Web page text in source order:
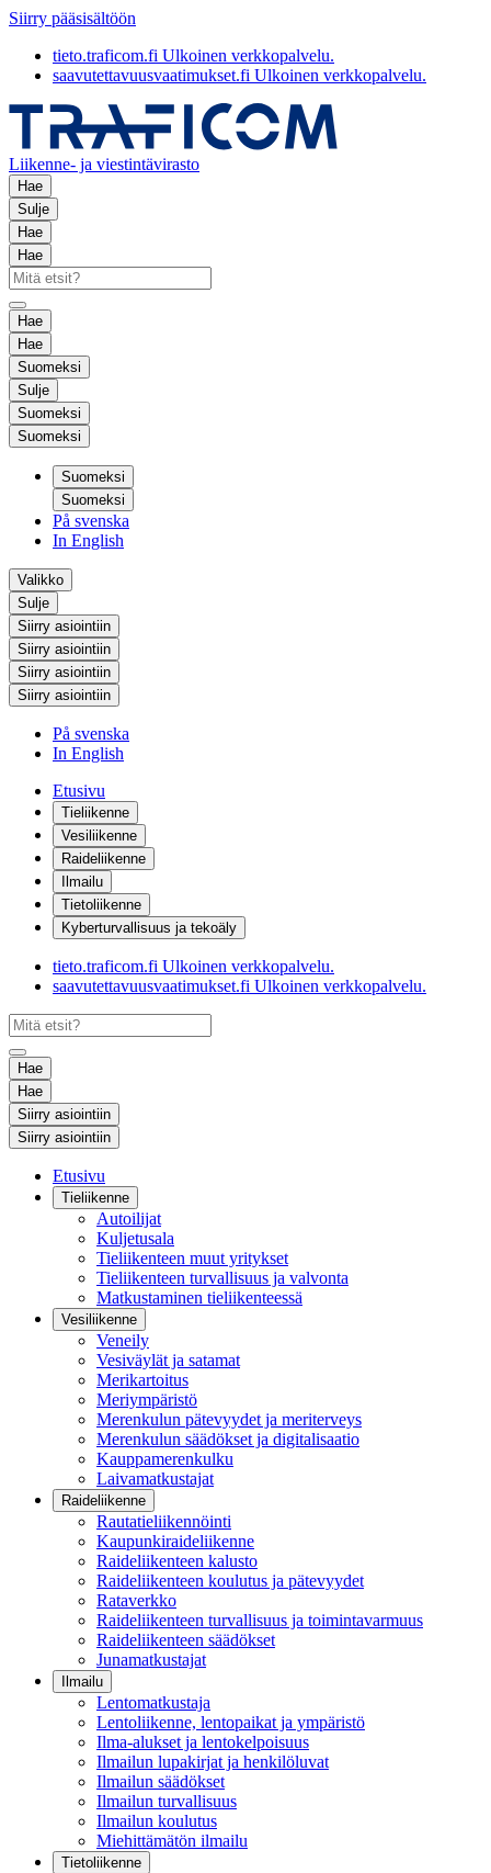
Siirry pääsisältöön
tieto.traficom.fi Ulkoinen verkkopalvelu.
saavutettavuusvaatimukset.fi Ulkoinen verkkopalvelu.
Liikenne- ja viestintävirasto
Hae
Sulje
Hae
Hae
Hae
Hae
Suomeksi
Sulje
Suomeksi
Suomeksi
Suomeksi
Suomeksi
På svenska
In English
Valikko
Sulje
Siirry asiointiin
Siirry asiointiin
Siirry asiointiin
Siirry asiointiin
På svenska
In English
Etusivu
Tieliikenne
Vesiliikenne
Raideliikenne
Ilmailu
Tietoliikenne
Kyberturvallisuus ja tekoäly
tieto.traficom.fi Ulkoinen verkkopalvelu.
saavutettavuusvaatimukset.fi Ulkoinen verkkopalvelu.
Hae
Hae
Siirry asiointiin
Siirry asiointiin
Etusivu
Tieliikenne
Autoilijat
Kuljetusala
Tieliikenteen muut yritykset
Tieliikenteen turvallisuus ja valvonta
Matkustaminen tieliikenteessä
Vesiliikenne
Veneily
Vesiväylät ja satamat
Merikartoitus
Meriympäristö
Merenkulun pätevyydet ja meriterveys
Merenkulun säädökset ja digitalisaatio
Kauppamerenkulku
Laivamatkustajat
Raideliikenne
Rautatieliikennöinti
Kaupunkiraideliikenne
Raideliikenteen kalusto
Raideliikenteen koulutus ja pätevyydet
Rataverkko
Raideliikenteen turvallisuus ja toimintavarmuus
Raideliikenteen säädökset
Junamatkustajat
Ilmailu
Lentomatkustaja
Lentoliikenne, lentopaikat ja ympäristö
Ilma-alukset ja lentokelpoisuus
Ilmailun lupakirjat ja henkilöluvat
Ilmailun säädökset
Ilmailun turvallisuus
Ilmailun koulutus
Miehittämätön ilmailu
Tietoliikenne